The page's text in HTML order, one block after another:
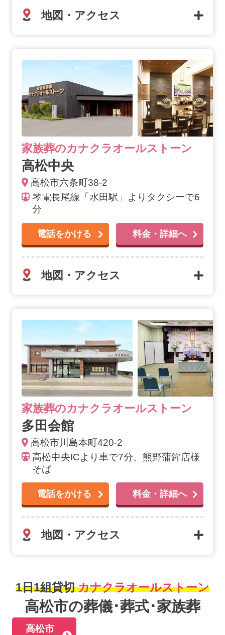
地図・アクセス
家族葬のカナクラオールストーン
高松中央
高松市六条町38-2
琴電長尾線「水田駅」よりタクシーで6
分
電話をかける 料金・詳細へ
地図・アクセス
家族葬のカナクラオールストーン
多田会館
高松市川島本町420-2
高松中央ICより車で7分、熊野蒲鉾店様
そば
電話をかける 料金・詳細へ
地図・アクセス
1日1組貸切カナクラオールストーン
高松市の葬儀･葬式･家族葬
高松市